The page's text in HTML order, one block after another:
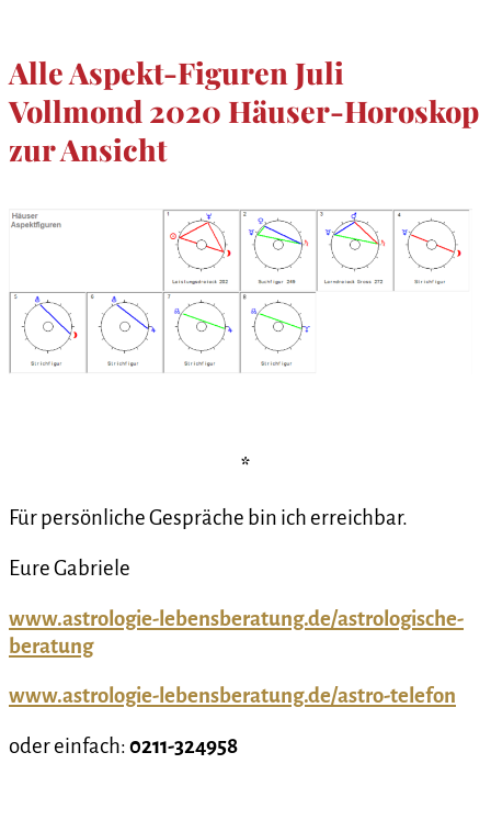
Alle Aspekt-Figuren Juli
Vollmond 2020 Häuser-Horoskop
zur Ansicht
*
Für persönliche Gespräche bin ich erreichbar.
Eure Gabriele
www.astrologie-lebensberatung.de/astrologische-
beratung
www.astrologie-lebensberatung.de/astro-telefon
oder einfach:0211-324958